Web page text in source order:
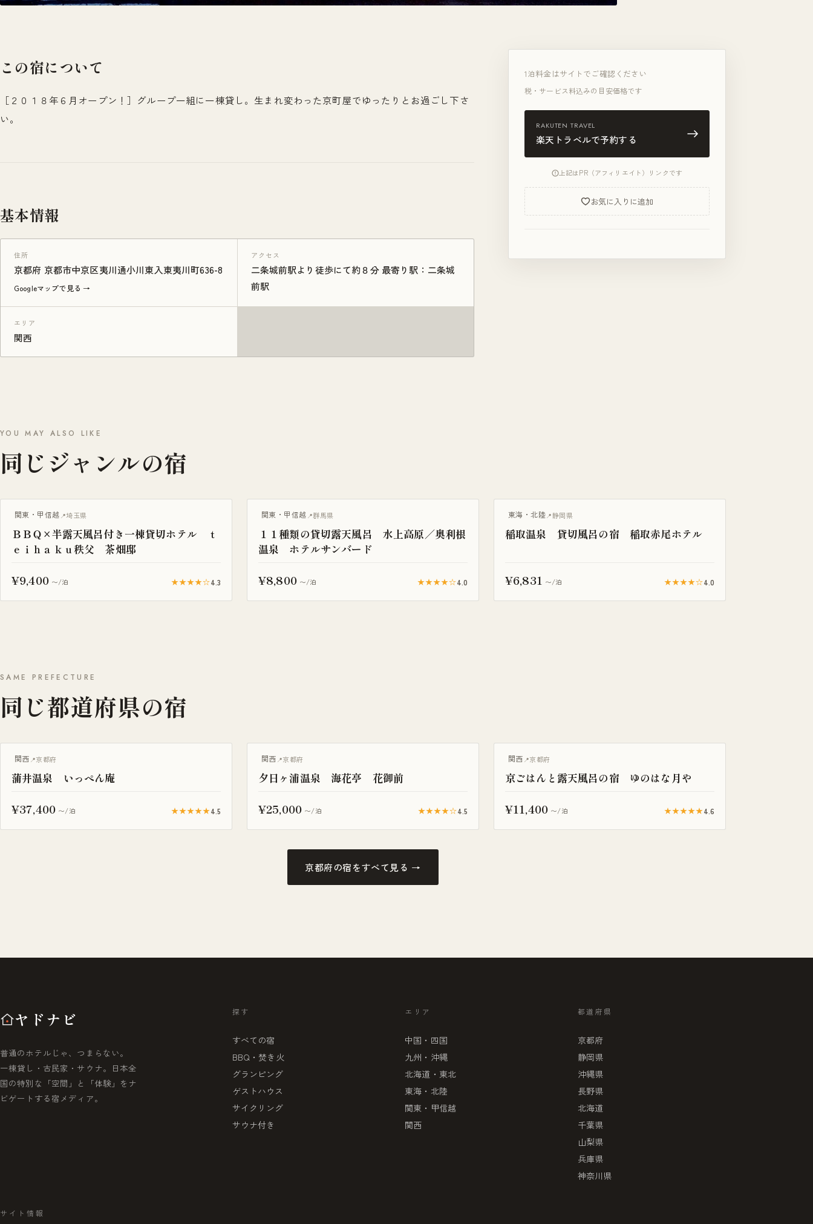
この宿について
［２０１８年６月オープン！］グループ一組に一棟貸し。生まれ変わった京町屋でゆったりとお過ごし下さ
い。
基本情報
住所
京都府 京都市中京区夷川通小川東入東夷川町636-8
Googleマップで見る →
アクセス
二条城前駅より徒歩にて約８分 最寄り駅：二条城
前駅
エリア
関西
1泊料金はサイトでご確認ください
税・サービス料込みの目安価格です
RAKUTEN TRAVEL
楽天トラベルで予約する
上記はPR（アフィリエイト）リンクです
お気に入りに追加
YOU MAY ALSO LIKE
同じジャンルの宿
BBQ・焚き火
関東・甲信越 埼玉県
ＢＢＱ×半露天風呂付き一棟貸切ホテル ｔ
ｅｉｈａｋｕ秩父 茶畑邸
¥9,400 〜/泊 ★★★★☆4.3
一棟貸し
関東・甲信越 群馬県
１１種類の貸切露天風呂 水上高原／奥利根
温泉 ホテルサンバード
¥8,800 〜/泊 ★★★★☆4.0
一棟貸し
東海・北陸 静岡県
稲取温泉 貸切風呂の宿 稲取赤尾ホテル
¥6,831 〜/泊 ★★★★☆4.0
SAME PREFECTURE
同じ都道府県の宿
関西 京都府
蒲井温泉 いっぺん庵
¥37,400 〜/泊 ★★★★★4.5
露天風呂付き客室
関西 京都府
夕日ヶ浦温泉 海花亭 花御前
¥25,000 〜/泊 ★★★★☆4.5
露天風呂付き客室
関西 京都府
京ごはんと露天風呂の宿 ゆのはな月や
¥11,400 〜/泊 ★★★★★4.6
京都府の宿をすべて見る →
ヤドナビ
普通のホテルじゃ、つまらない。
一棟貸し・古民家・サウナ。日本全
国の特別な「空間」と「体験」をナ
ビゲートする宿メディア。
探す
すべての宿
BBQ・焚き火
グランピング
ゲストハウス
サイクリング
サウナ付き
エリア
中国・四国
九州・沖縄
北海道・東北
東海・北陸
関東・甲信越
関西
都道府県
京都府
静岡県
沖縄県
長野県
北海道
千葉県
山梨県
兵庫県
神奈川県
サイト情報